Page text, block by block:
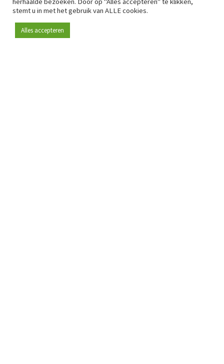
stemt u in met het gebruik van ALLE cookies.
Alles accepteren